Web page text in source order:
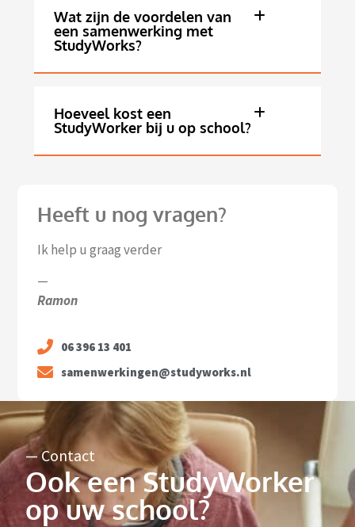
Wat zijn de voordelen van
een samenwerking met
StudyWorks?
Hoeveel kost een
StudyWorker bij u op school?
Heeft u nog vragen?
Ik help u graag verder
—
Ramon
06 396 13 401
samenwerkingen@studyworks.nl
— Contact
Ook een StudyWorker
op uw school?